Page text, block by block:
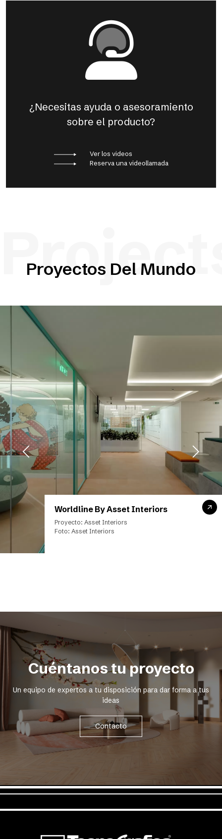
¿Necesitas ayuda o asesoramiento
sobre el producto?
Ver los videos
Reserva una videollamada
Proyectos Del Mundo
Worldline By Asset Interiors
Proyecto: Asset Interiors
Foto: Asset Interiors
Cuéntanos tu proyecto
Un equipo de expertos a tu disposición para dar forma a tus
ideas
Contacto